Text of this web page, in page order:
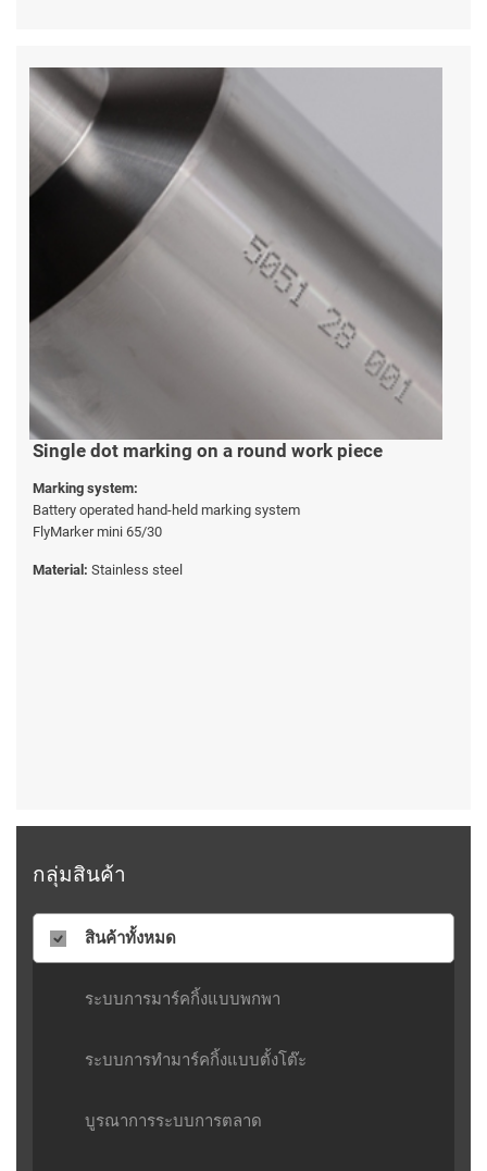
Single dot marking on a round work piece
Marking system:
Battery operated hand-held marking system
FlyMarker mini 65/30
Material: Stainless steel
กลุ่มสินค้า
สินค้าทั้งหมด
ระบบการมาร์คกิ้งแบบพกพา
ระบบการทำมาร์คกิ้งแบบตั้งโต๊ะ
บูรณาการระบบการตลาด